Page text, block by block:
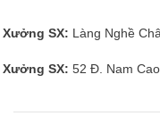
Xưởng SX: Làng Nghề
Xưởng SX: 52 Đ. Nam